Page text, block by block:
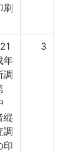
刷
年
調
縦
調
印
3